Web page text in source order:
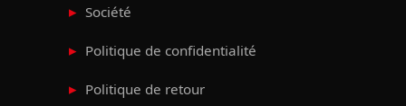
Société
Politique de confidentialité
Politique de retour